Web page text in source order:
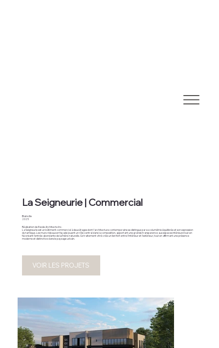
La Seigneurie | Commercial
Blainville
2025
Réalisation de Exode Architecte Inc.
La Seigneurie est un bâtiment commercial à deux étages dont l’architecture contemporaine se distingue par sa volumétrie équilibrée et son expression
dynamique. Les murs-rideaux en façade jouent un rôle central dans la composition, apportant une grande transparence aux espaces intérieurs tout en
favorisant l’entrée abondante de lumière naturelle. Ce traitement vitré crée un lien fort entre l’intérieur et l’extérieur, tout en affirmant une présence
moderne et distinctive dans le paysage urbain.
VOIR LES PROJETS